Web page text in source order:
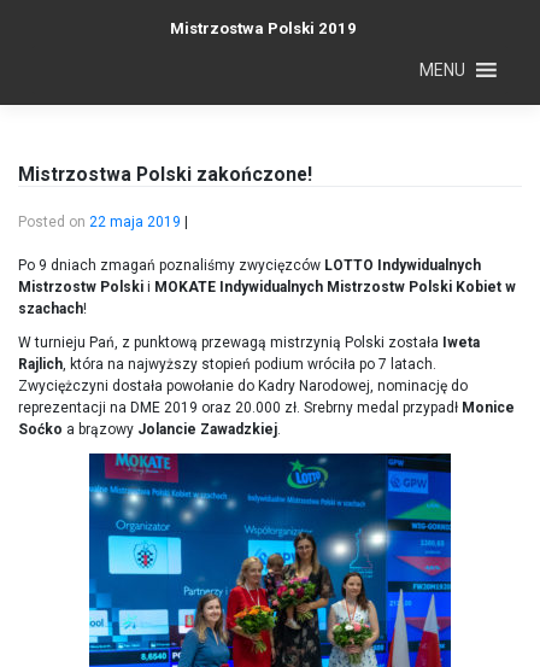
Mistrzostwa Polski 2019
MENU
Mistrzostwa Polski zakończone!
Posted on 22 maja 2019
Po 9 dniach zmagań poznaliśmy zwycięzców LOTTO Indywidualnych
Mistrzostw Polski i MOKATE Indywidualnych Mistrzostw Polski Kobiet w
szachach!
W turnieju Pań, z punktową przewagą mistrzynią Polski została Iweta
Rajlich, która na najwyższy stopień podium wróciła po 7 latach.
Zwyciężczyni dostała powołanie do Kadry Narodowej, nominację do
reprezentacji na DME 2019 oraz 20.000 zł. Srebrny medal przypadł Monice
Soćko a brązowy Jolancie Zawadzkiej.